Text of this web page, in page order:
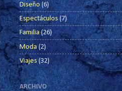
Diseño (6)
Espectáculos (7)
Familia (26)
Moda (2)
Viajes (32)
ARCHIVO